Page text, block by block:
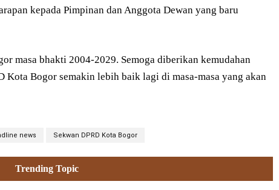
kepada Pimpinan dan Anggota Dewan yang baru
masa bhakti 2004-2029. Semoga diberikan kemudahan
Kota Bogor semakin lebih baik lagi di masa-masa yang akan
news Sekwan DPRD Kota Bogor
Trending Topic